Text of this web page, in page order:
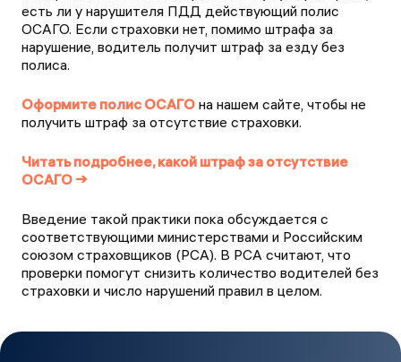
есть ли у нарушителя ПДД действующий полис
ОСАГО. Если страховки нет, помимо штрафа за
нарушение, водитель получит штраф за езду без
полиса.
Оформите полис ОСАГО на нашем сайте, чтобы не
получить штраф за отсутствие страховки.
Читать подробнее, какой штраф за отсутствие
ОСАГО →
Введение такой практики пока обсуждается с
соответствующими министерствами и Российским
союзом страховщиков (РСА). В РСА считают, что
проверки помогут снизить количество водителей без
страховки и число нарушений правил в целом.